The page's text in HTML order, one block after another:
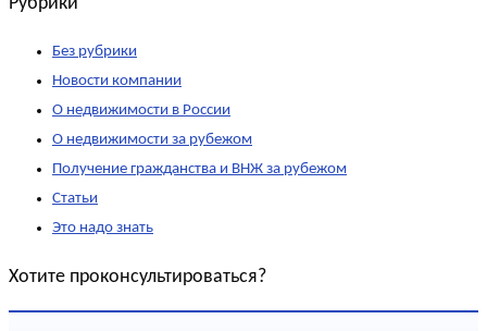
Без рубрики
Новости компании
О недвижимости в России
О недвижимости за рубежом
Получение гражданства и ВНЖ за рубежом
Статьи
Это надо знать
Хотите проконсультироваться?